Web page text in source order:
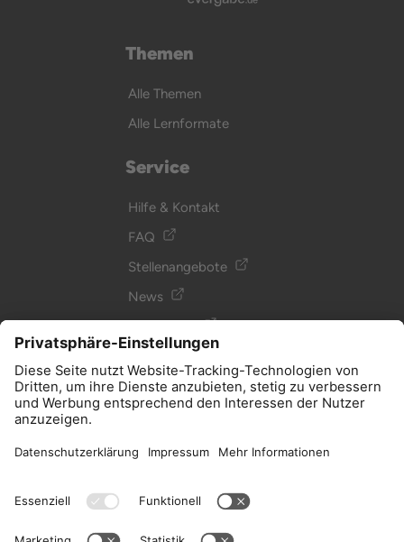
Themen
Alle Themen
Alle Lernformate
Service
Hilfe & Kontakt
FAQ
Stellenangebote
News
Podcast
AGB, Datenschutz